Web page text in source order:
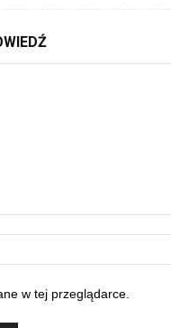
w tej przeglądarce.